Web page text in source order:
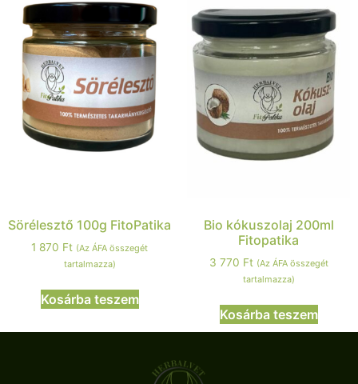
Sörélesztő 100g FitoPatika
1 870 Ft (Az ÁFA összegét
tartalmazza)
Kosárba teszem
Bio kókuszolaj 200ml
Fitopatika
3 770 Ft (Az ÁFA összegét
tartalmazza)
Kosárba teszem